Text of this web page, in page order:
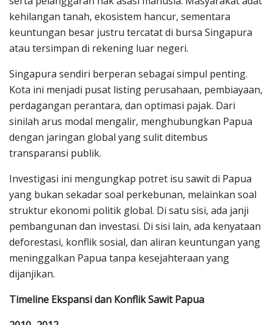
kehilangan tanah, ekosistem hancur, sementara
keuntungan besar justru tercatat di bursa Singapura
atau tersimpan di rekening luar negeri.
Singapura sendiri berperan sebagai simpul penting.
Kota ini menjadi pusat listing perusahaan, pembiayaan,
perdagangan perantara, dan optimasi pajak. Dari
sinilah arus modal mengalir, menghubungkan Papua
dengan jaringan global yang sulit ditembus
transparansi publik.
Investigasi ini mengungkap potret isu sawit di Papua
yang bukan sekadar soal perkebunan, melainkan soal
struktur ekonomi politik global. Di satu sisi, ada janji
pembangunan dan investasi. Di sisi lain, ada kenyataan
deforestasi, konflik sosial, dan aliran keuntungan yang
meninggalkan Papua tanpa kesejahteraan yang
dijanjikan.
Timeline Ekspansi dan Konflik Sawit Papua